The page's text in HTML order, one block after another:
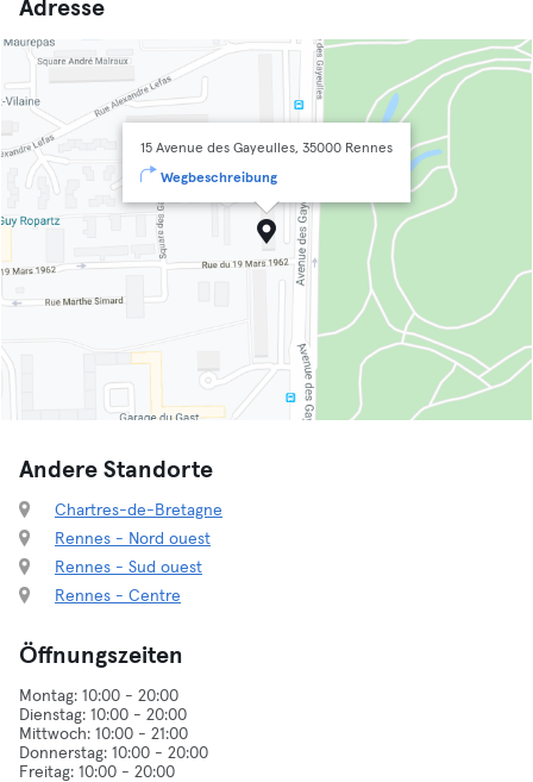
Adresse
15 Avenue des Gayeulles, 35000 Rennes
Wegbeschreibung
Andere Standorte
Chartres-de-Bretagne
Rennes - Nord ouest
Rennes - Sud ouest
Rennes - Centre
Öffnungszeiten
Montag: 10:00 - 20:00
Dienstag: 10:00 - 20:00
Mittwoch: 10:00 - 21:00
Donnerstag: 10:00 - 20:00
Freitag: 10:00 - 20:00